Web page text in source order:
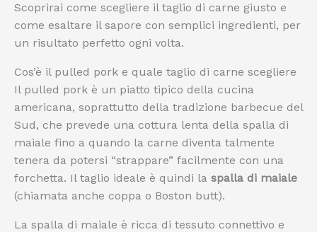
Scoprirai come scegliere il taglio di carne giusto e
come esaltare il sapore con semplici ingredienti, per
un risultato perfetto ogni volta.
Cos’è il pulled pork e quale taglio di carne scegliere
Il pulled pork è un piatto tipico della cucina
americana, soprattutto della tradizione barbecue del
Sud, che prevede una cottura lenta della spalla di
maiale fino a quando la carne diventa talmente
tenera da potersi “strappare” facilmente con una
forchetta. Il taglio ideale è quindi la spalla di maiale
(chiamata anche coppa o Boston butt).
La spalla di maiale è ricca di tessuto connettivo e